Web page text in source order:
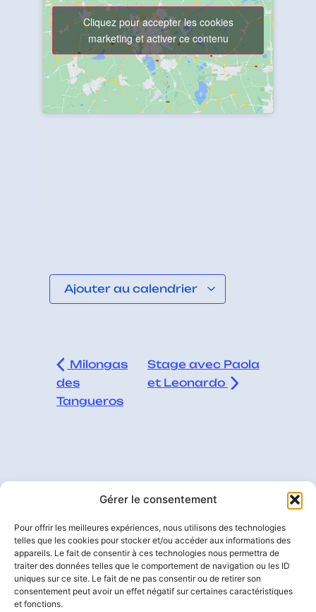
Gérer le consentement
Pour offrir les meilleures expériences, nous utilisons des technologies
telles que les cookies pour stocker et/ou accéder aux informations des
appareils. Le fait de consentir à ces technologies nous permettra de
traiter des données telles que le comportement de navigation ou les ID
uniques sur ce site. Le fait de ne pas consentir ou de retirer son
consentement peut avoir un effet négatif sur certaines caractéristiques
et fonctions.
Cliquez pour accepter les cookies
marketing et activer ce contenu
Ajouter au calendrier
Milongas
des
Tangueros
Stage avec Paola
et Leonardo
ICI ON